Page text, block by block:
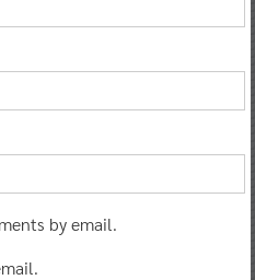
by email.